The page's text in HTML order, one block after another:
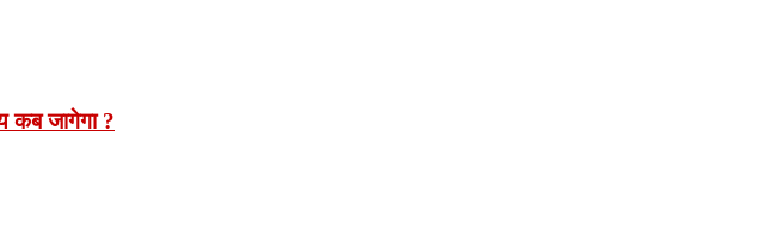
कब जागेगा ?